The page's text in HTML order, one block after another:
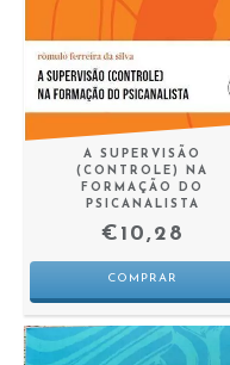
A SUPERVISÃO
(CONTROLE) NA
FORMAÇÃO DO
PSICANALISTA
€10,28